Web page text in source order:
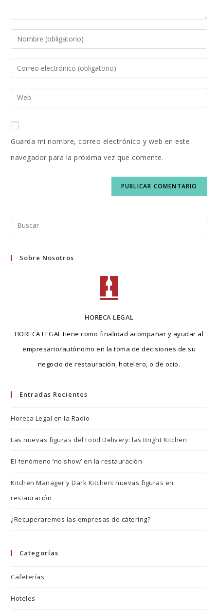
Introduce
nombre
nombre
Introduce
dirección
correo
electrónico
para
Introduce
URL
de
tu
Guarda mi nombre, correo electrónico y web en este
navegador para la próxima vez que comente.
Buscar
estaSobre Nosotros
HORECA LEGAL
HORECA LEGAL tiene como finalidad acompañar y ayudar al
empresario/autónomo en la toma de decisiones de su
negocio de restauración, hotelero, o de ocio.
Entradas Recientes
Horeca Legal en la Radio
Las nuevas figuras del Food Delivery: las Bright Kitchen
El fenómeno ‘no show’ en la restauración
Kitchen Manager y Dark Kitchen: nuevas figuras en
restauración
¿Recuperaremos las empresas de cátering?
Categorías
Cafeterías
Hoteles